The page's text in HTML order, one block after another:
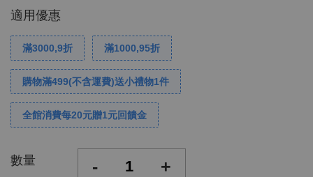
適用優惠
滿3000,9折 滿1000,95折
購物滿499(不含運費)送小禮物1件
全館消費每20元贈1元回饋金
數量 - +